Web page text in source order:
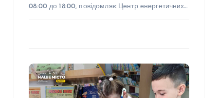
08:00 до 18:00, повідомляє Центр енергетичних…